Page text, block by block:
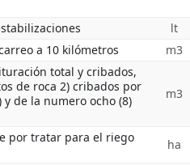
lt
a 10 kilómetros m3
total y cribados,
de roca 2) cribados por
y de la numero ocho (8)
m3
por tratar para el riego
ha